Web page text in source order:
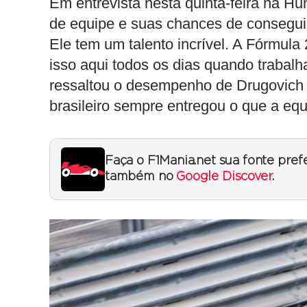
de equipe e suas chances de
Ele tem um talento incrível. A
isso aqui todos os dias quando
ressaltou o desempenho de
brasileiro sempre entregou o que a
Faça o F1Mania.net sua fonte
também no Google Discover.